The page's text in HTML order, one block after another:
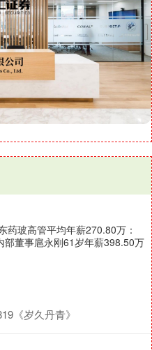
药玻高管平均年薪270.80万：
部董事扈永刚61岁年薪398.50万
《岁久丹青》